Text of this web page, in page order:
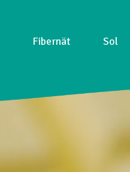
Fibernät Sol